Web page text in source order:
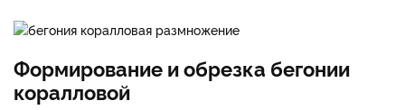
Формирование и обрезка бегонии
коралловой